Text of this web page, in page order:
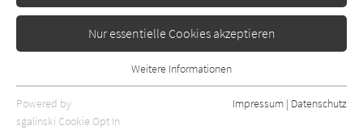
Nur essentielle Cookies akzeptieren
Essentielle Cookies werden für grundlegende Funktionen der
Webseite benötigt. Dadurch ist gewährleistet, dass die Webseite
Weitere Informationen
Powered by
sgalinski Cookie Opt In
Impressum | Datenschutz